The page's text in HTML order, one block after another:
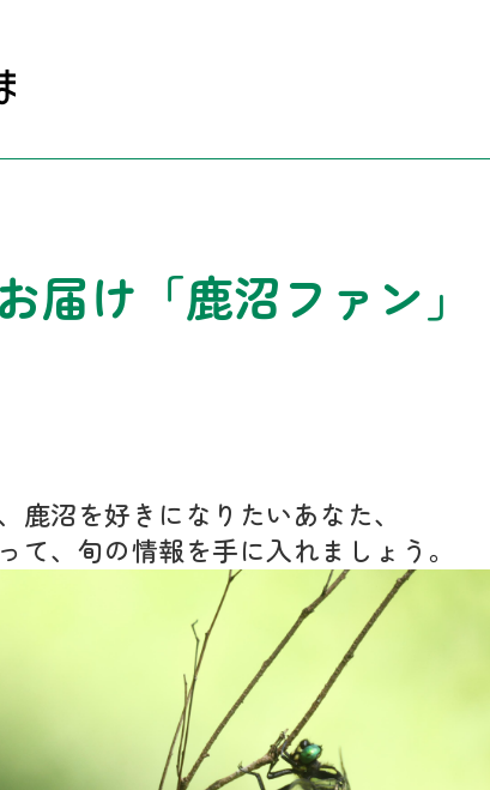
届け「鹿沼ファン」
鹿沼を好きになりたいあなた、
て、旬の情報を手に入れましょう。